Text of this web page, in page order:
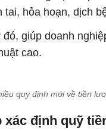
tai, hỏa hoạn, dịch
giúp doanh
cao.
quy định mới về tiền
xác định quỹ